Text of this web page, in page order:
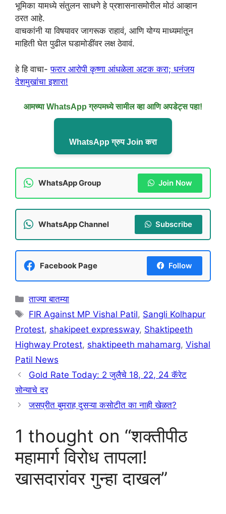
भूमिका यामध्ये संतुलन साधणे हे प्रशासनासमोरील मोठं आव्हान
ठरत आहे.
वाचकांनी या विषयावर जागरूक राहावं, आणि योग्य माध्यमांतून
माहिती घेत पुढील घडामोडींवर लक्ष ठेवावं.
हे हि वाचा-फरार आरोपी कृष्णा आंधळेला अटक करा; धनंजय
देशमुखांचा इशारा!
आमच्या WhatsApp ग्रुपमध्ये सामील व्हा आणि अपडेट्स पहा!
WhatsApp ग्रुप Join करा
WhatsApp Group Join Now
WhatsApp Channel Subscribe
Facebook Page Follow
Categories
ताज्या बातम्या
Tags
FIR Against MP Vishal Patil, Sangli Kolhapur
Protest, shakipeet expressway, Shaktipeeth
Highway Protest, shaktipeeth mahamarg, Vishal
Patil News
Gold Rate Today: 2 जुलैचे 18, 22, 24 कॅरेट
सोन्याचे दर
जसप्रीत बुमराह दुसऱ्या कसोटीत का नाही खेळत?
1 thought on “शक्तीपीठ
महामार्ग विरोध तापला!
खासदारांवर गुन्हा दाखल”